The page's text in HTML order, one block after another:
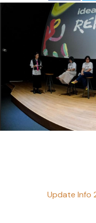
Update Info